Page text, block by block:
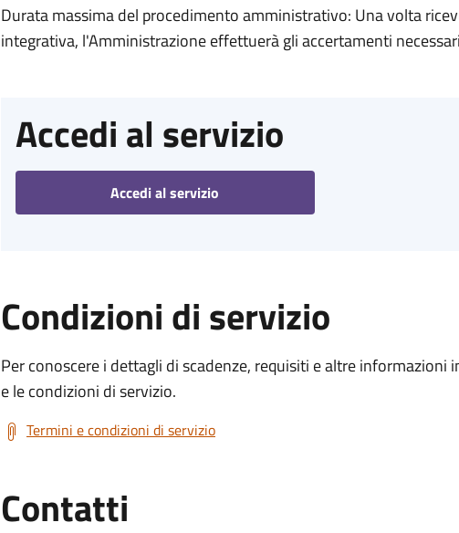
Durata massima del procedimento amministrativo: Una volta
integrativa, l'Amministrazione effettuerà gli accertamenti
Accedi al servizio
Accedi al servizio
Condizioni di servizio
Per conoscere i dettagli di scadenze, requisiti e altre informazioni
e le condizioni di servizio.
Termini e condizioni di servizio
Contatti